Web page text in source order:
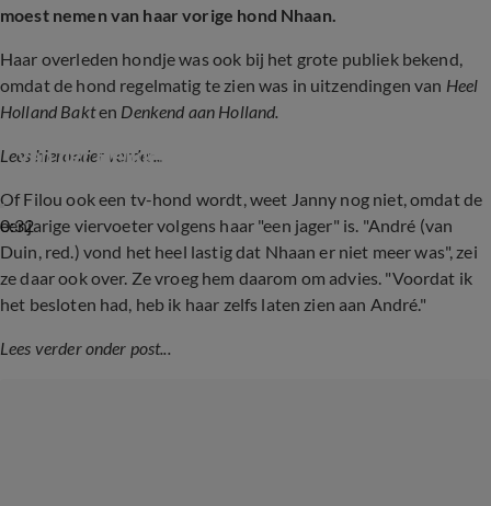
moest nemen van haar vorige hond Nhaan.
Haar overleden hondje was ook bij het grote publiek bekend,
omdat de hond regelmatig te zien was in uitzendingen van Heel
Holland Bakten Denkend aan Holland.
Lees hieronder verder...
0:32
van der Heijden
Of Filou ook een tv-hond wordt, weet Janny nog niet, omdat de
eenjarige viervoeter volgens haar "een jager" is. "André (van
Duin, red.) vond het heel lastig dat Nhaan er niet meer was", zei
ze daar ook over. Ze vroeg hem daarom om advies. "Voordat ik
het besloten had, heb ik haar zelfs laten zien aan André."
Lees verder onder post...